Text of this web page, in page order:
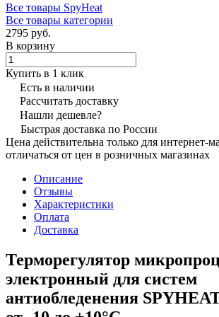
Все товары SpyHeat
Все товары категории
2795 руб.
В корзину
Купить в 1 клик
Есть в наличии
Рассчитать доставку
Нашли дешевле?
Быстрая доставка по России
Цена действительна только для интернет-
отличаться от цен в розничных магазинах
Описание
Отзывы
Характеристики
Оплата
Доставка
Терморегулятор
электронный для систем
антиобледенения